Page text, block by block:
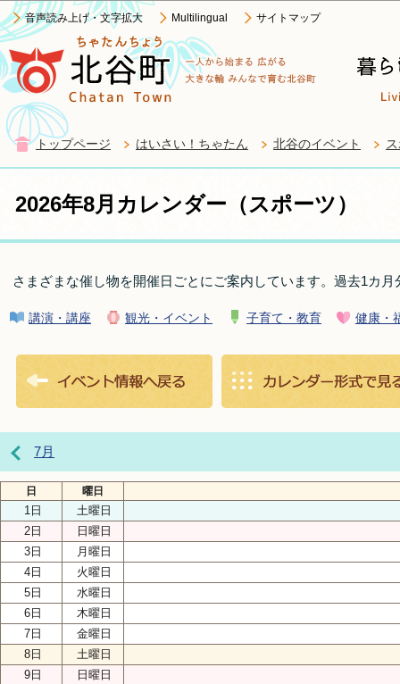
音声読み上げ・文字拡大 Multilingual サイトマップ
トップページ はいさい！ちゃたん 北谷のイベント
2026年8月カレンダー（スポーツ）
さまざまな催し物を開催日ごとにご案内しています。過去1カ
講演・講座 観光・イベント 子育て・教育 健康・
7月
日 曜日
1日
土曜日
2日
日曜日
3日
月曜日
4日
火曜日
5日
水曜日
6日
木曜日
7日
金曜日
8日
土曜日
9日
日曜日